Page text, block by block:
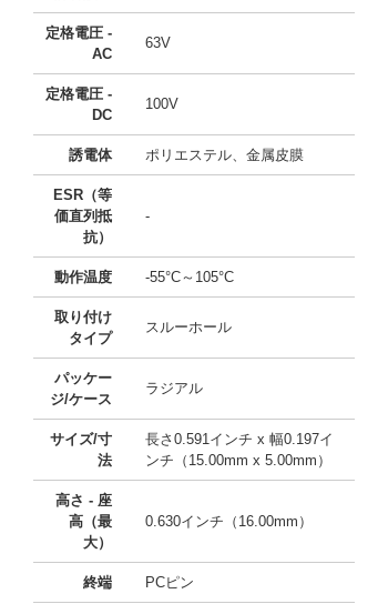
定格電圧 -
AC
63V
定格電圧 -
DC
100V
誘電体 ポリエステル、金属皮膜
ESR（等
価直列抵
抗）
-
動作温度 -55°C～105°C
取り付け
タイプ
スルーホール
パッケー
ジ/ケース
ラジアル
サイズ/寸
法
長さ0.591インチ x 幅0.197イ
ンチ（15.00mm x 5.00mm）
高さ - 座
高（最
大）
0.630インチ（16.00mm）
終端 PCピン